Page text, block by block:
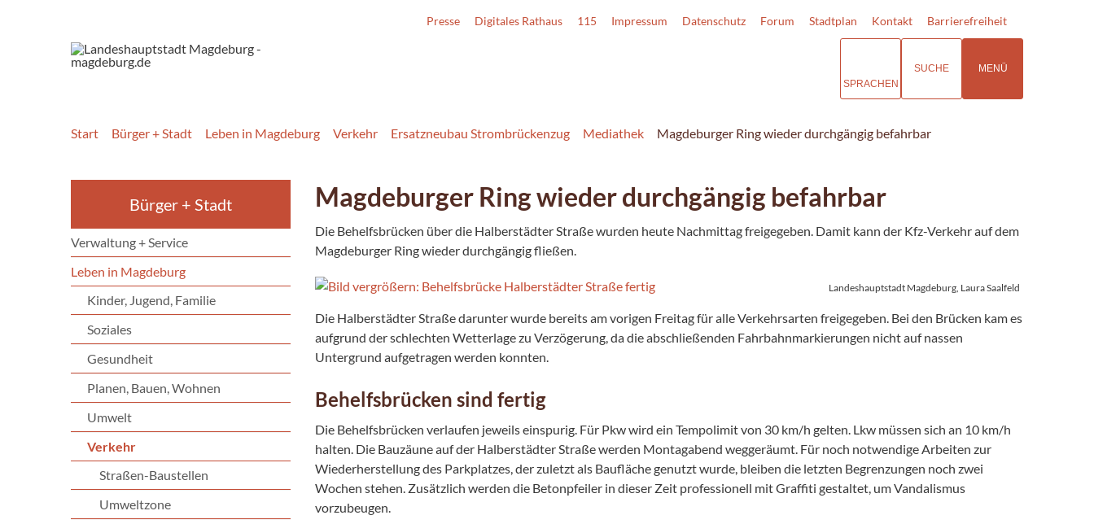
Presse Digitales Rathaus 115 Impressum Datenschutz Forum Stadtplan Kontakt Barrierefreiheit
SPRACHEN
SUCHE MENÜ
Start Bürger + Stadt Leben in Magdeburg Verkehr Ersatzneubau Strombrückenzug Mediathek Magdeburger Ring wieder durchgängig befahrbar
Bürger + Stadt
Verwaltung + Service
Leben in Magdeburg
Kinder, Jugend, Familie
Soziales
Gesundheit
Planen, Bauen, Wohnen
Umwelt
Verkehr
Straßen-Baustellen
Umweltzone
Magdeburger Ring wieder durchgängig befahrbar
Die Behelfsbrücken über die Halberstädter Straße wurden heute Nachmittag freigegeben. Damit kann der Kfz-Verkehr auf dem
Magdeburger Ring wieder durchgängig fließen.
Landeshauptstadt Magdeburg, Laura Saalfeld
Die Halberstädter Straße darunter wurde bereits am vorigen Freitag für alle Verkehrsarten freigegeben. Bei den Brücken kam es
aufgrund der schlechten Wetterlage zu Verzögerung, da die abschließenden Fahrbahnmarkierungen nicht auf nassen
Untergrund aufgetragen werden konnten.
Behelfsbrücken sind fertig
Die Behelfsbrücken verlaufen jeweils einspurig. Für Pkw wird ein Tempolimit von 30 km/h gelten. Lkw müssen sich an 10 km/h
halten. Die Bauzäune auf der Halberstädter Straße werden Montagabend weggeräumt. Für noch notwendige Arbeiten zur
Wiederherstellung des Parkplatzes, der zuletzt als Baufläche genutzt wurde, bleiben die letzten Begrenzungen noch zwei
Wochen stehen. Zusätzlich werden die Betonpfeiler in dieser Zeit professionell mit Graffiti gestaltet, um Vandalismus
vorzubeugen.